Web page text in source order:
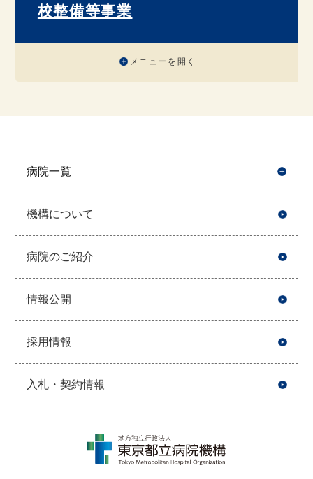
校整備等事業
メニューを開く
病院一覧
機構について
病院のご紹介
情報公開
採用情報
入札・契約情報